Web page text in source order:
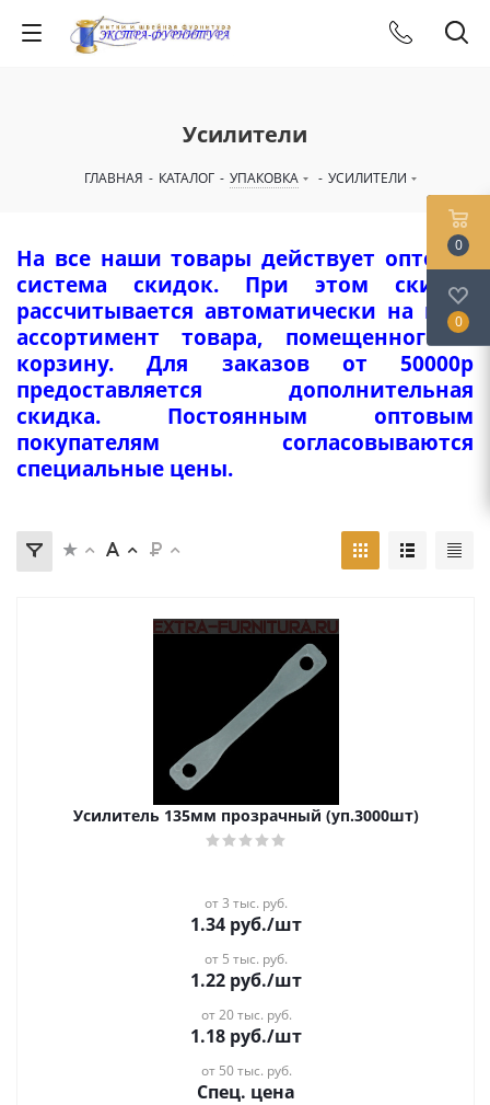
Усилители
ГЛАВНАЯ - КАТАЛОГ - УПАКОВКА - УСИЛИТЕЛИ
На все наши товары действует оптовая
система скидок. При этом скидка
рассчитывается автоматически на весь
ассортимент товара, помещенного в
корзину. Для заказов от 50000р
предоставляется дополнительная
скидка. Постоянным оптовым
покупателям согласовываются
специальные цены.
Усилитель 135мм прозрачный (уп.3000шт)
от 3 тыс. руб.
1.34 руб./шт
от 5 тыс. руб.
1.22 руб./шт
от 20 тыс. руб.
1.18 руб./шт
от 50 тыс. руб.
Спец. цена
0
0